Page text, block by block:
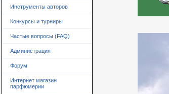
Инструменты авторов
Конкурсы и турниры
Частые вопросы (FAQ)
Администрация
Форум
Интернет магазин
парфюмерии